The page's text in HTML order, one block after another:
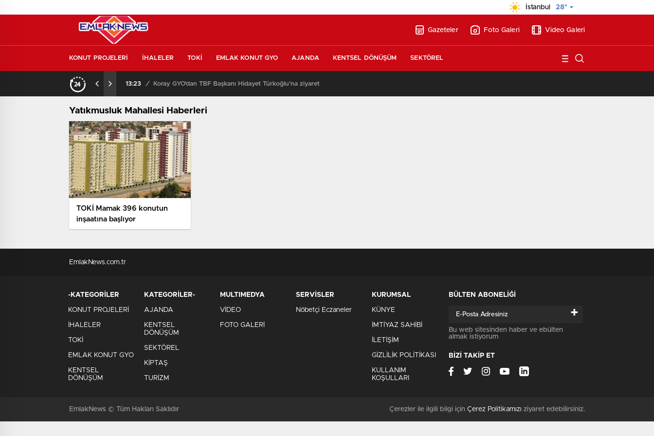
İstanbul 28°
Gazeteler Foto Galeri Video Galeri
KONUT PROJELERİ İHALELER TOKİ EMLAK KONUT GYO AJANDA KENTSEL DÖNÜŞÜM SEKTÖREL
13:23 / Koray GYO’dan TBF Başkanı Hidayet Türkoğlu’na ziyaret
Yatıkmusluk Mahallesi Haberleri
TOKİ Mamak 396 konutun
inşaatına başlıyor
EmlakNews.com.tr
-KATEGORİLER
KONUT PROJELERİ
İHALELER
TOKİ
EMLAK KONUT GYO
KENTSEL
DÖNÜŞÜM
KATEGORİLER-
AJANDA
KENTSEL
DÖNÜŞÜM
SEKTÖREL
KİPTAŞ
TURİZM
MULTIMEDYA
VİDEO
FOTO GALERİ
SERVİSLER
Nöbetçi Eczaneler
KURUMSAL
KÜNYE
İMTİYAZ SAHİBİ
İLETİŞİM
GİZLİLİK POLİTİKASI
KULLANIM
KOŞULLARI
BÜLTEN ABONELİĞİ
+
Bu web sitesinden haber ve ebülten
almak istiyorum
BİZİ TAKİP ET
EmlakNews © Tüm Hakları Saklıdır Çerezler ile ilgili bilgi için Çerez Politikamızı ziyaret edebilirsiniz.